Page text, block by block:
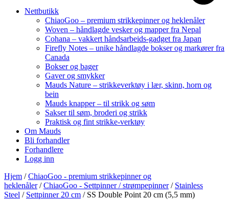
Nettbutikk
ChiaoGoo – premium strikkepinner og heklenåler
Woven – håndlagde vesker og mapper fra Nepal
Cohana – vakkert håndsarbeids-gadget fra Japan
Firefly Notes – unike håndlagde bokser og markører fra
Canada
Bokser og bager
Gaver og smykker
Mauds Nature – strikkeverktøy i lær, skinn, horn og
bein
Mauds knapper – til strikk og søm
Sakser til søm, broderi og strikk
Praktisk og fint strikke-verktøy
Om Mauds
Bli forhandler
Forhandlere
Logg inn
Hjem /ChiaoGoo - premium strikkepinner og
heklenåler/ChiaoGoo - Settpinner / strømpepinner/ Stainless
Steel / Settpinner 20 cm / SS Double Point 20 cm (5,5 mm)